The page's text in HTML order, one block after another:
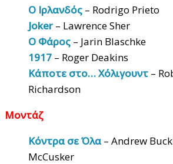
Ο Ιρλανδός – Rodrigo Prieto
Joker – Lawrence Sher
Ο Φάρος – Jarin Blaschke
1917 – Roger Deakins
Κάποτε στο… Χόλιγουντ –
Richardson
Μοντάζ
Κόντρα σε Όλα – Andrew
McCusker